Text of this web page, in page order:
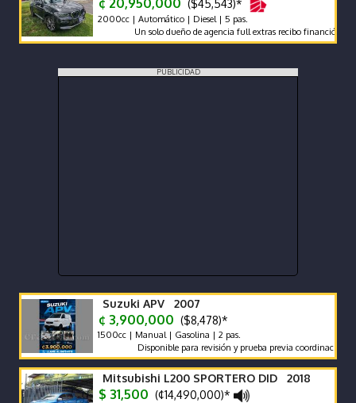
¢ 20,950,000 ($45,543)*
2000cc | Automático | Diesel | 5 pas.
Un solo dueño de agencia full extras recibo financió
PUBLICIDAD
Suzuki APV 2007
¢ 3,900,000 ($8,478)*
1500cc | Manual | Gasolina | 2 pas.
Disponible para revisión y prueba previa coordinación.
Mitsubishi L200 SPORTERO DID 2018
$ 31,500 (¢14,490,000)*